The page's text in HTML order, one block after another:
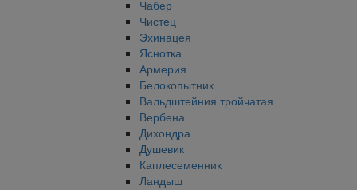
Чабер
Чистец
Эхинацея
Яснотка
Армерия
Белокопытник
Вальдштейния тройчатая
Вербена
Дихондра
Душевик
Каплесеменник
Ландыш